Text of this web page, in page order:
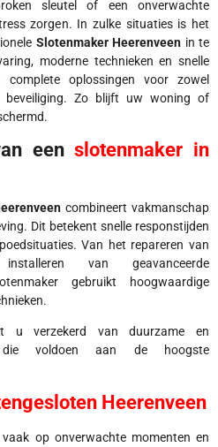
sleutel of een onverwachte
zorgen. In zulke situaties is het
Slotenmaker Heerenveen in te
moderne technieken en snelle
complete oplossingen voor zowel
beveiliging. Zo blijft uw woning of
een slotenmaker in
combineert vakmanschap
Dit betekent snelle responstijden
Van het repareren van
van geavanceerde
gebruikt hoogwaardige
u verzekerd van duurzame en
die voldoen aan de hoogste
Heerenveen
op onverwachte momenten en